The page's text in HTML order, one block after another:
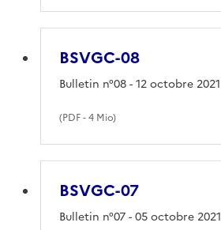
BSVGC-08
(PDF- 4 Mio)
Bulletin n°08 - 12 octobre 2021
BSVGC-07
Bulletin n°07 - 05 octobre 2021